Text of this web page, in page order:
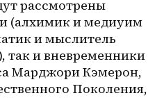
рассмотрены
(алхимик и медиуим
и мыслитель
и вневременники
Марджори Кэмерон,
Поколения,